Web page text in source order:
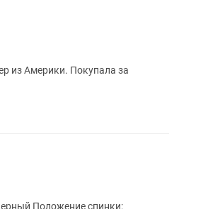
из Америки. Покупала за